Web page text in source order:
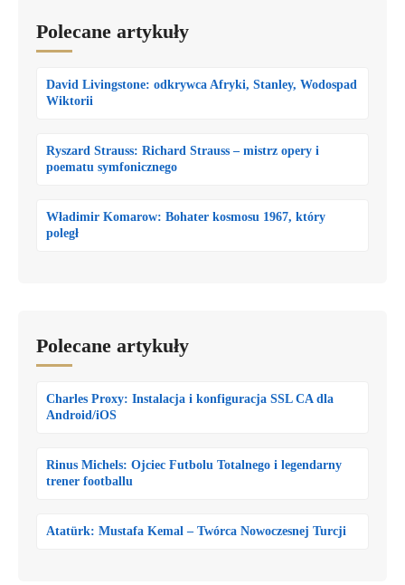
Polecane artykuły
David Livingstone: odkrywca Afryki, Stanley, Wodospad
Wiktorii
Ryszard Strauss: Richard Strauss – mistrz opery i
poematu symfonicznego
Władimir Komarow: Bohater kosmosu 1967, który
poległ
Polecane artykuły
Charles Proxy: Instalacja i konfiguracja SSL CA dla
Android/iOS
Rinus Michels: Ojciec Futbolu Totalnego i legendarny
trener footballu
Atatürk: Mustafa Kemal – Twórca Nowoczesnej Turcji